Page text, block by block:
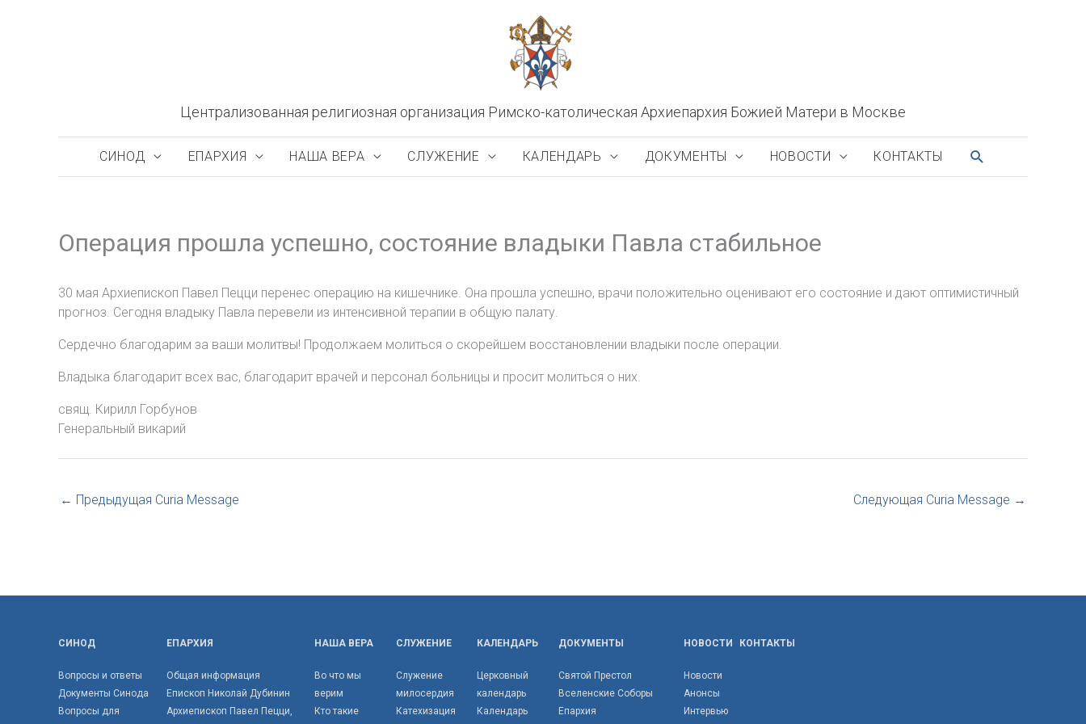
Централизованная религиозная организация Римско-католическая Архиепархия Божией Матери в Москве
СИНОД ЕПАРХИЯ НАША ВЕРА СЛУЖЕНИЕ КАЛЕНДАРЬ ДОКУМЕНТЫ НОВОСТИ КОНТАКТЫ ПОИСК
Операция прошла успешно, состояние владыки Павла стабильное
30 мая Архиепископ Павел Пецци перенес операцию на кишечнике. Она прошла успешно, врачи положительно оценивают его состояние и дают оптимистичный
прогноз. Сегодня владыку Павла перевели из интенсивной терапии в общую палату.
Сердечно благодарим за ваши молитвы! Продолжаем молиться о скорейшем восстановлении владыки после операции.
Владыка благодарит всех вас, благодарит врачей и персонал больницы и просит молиться о них.
свящ. Кирилл Горбунов
Генеральный викарий
← Предыдущая Curia Message Следующая Curia Message →
СИНОД
Вопросы и ответы
Документы Синода
Вопросы для
ЕПАРХИЯ
Общая информация
Епископ Николай Дубинин
Архиепископ Павел Пецци,
НАША ВЕРА
Во что мы
верим
Кто такие
СЛУЖЕНИЕ
Служение
милосердия
Катехизация
КАЛЕНДАРЬ
Церковный
календарь
Календарь
ДОКУМЕНТЫ
Святой Престол
Вселенские Соборы
Епархия
НОВОСТИ
Новости
Анонсы
Интервью
КОНТАКТЫ